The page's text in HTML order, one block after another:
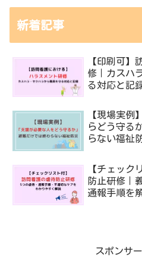
新着記事
【印刷可】
修｜カスハ
る対応と記
【現場実例
らどう守る
らない福祉
【チェック
防止研修｜
通報手順を
スポンサ